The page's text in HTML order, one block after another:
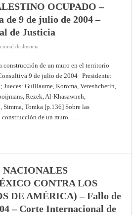
OCUPADO –
de 9 de julio de 2004 –
de Justicia
de Justicia
construcción de un muro en el territorio
9 de julio de 2004 Presidente:
Guillaume, Koroma, Vereshchetin,
Rezek, Al-Khasawneh,
Simma, Tomka [p.136] Sobre las
de un muro …
NACIONALES
CONTRA LOS
DE AMÉRICA) – Fallo de
– Corte Internacional de